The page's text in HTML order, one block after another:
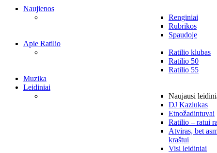
Naujienos
Renginiai
Rubrikos
Spaudoje
Apie Ratilio
Ratilio klubas
Ratilio 50
Ratilio 55
Muzika
Leidiniai
Naujausi
DJ Kaziukas
Etnožadintuvai
Ratilio – ratui
Atviras, bet
kraštui
Visi leidiniai